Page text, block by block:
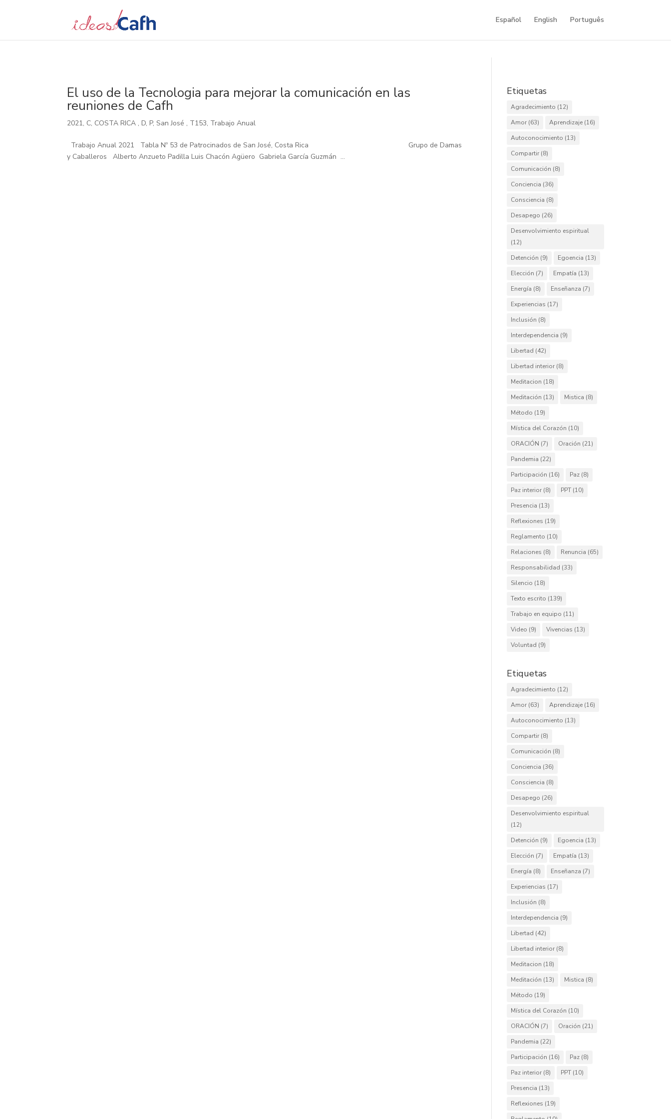
Español English Português
El uso de la Tecnologia para mejorar la comunicación en las
reuniones de Cafh
2021, C, COSTA RICA ,D,P,San José , T153, Trabajo Anual
Trabajo Anual 2021 Tabla Nº 53 de Patrocinados de San José, Costa Rica Grupo de Damas
y Caballeros Alberto Anzueto Padilla Luis Chacón Agüero Gabriela García Guzmán ...
Etiquetas
Agradecimiento (12)
Amor (63) Aprendizaje (16)
Autoconocimiento (13)
Compartir (8)
Comunicación (8)
Conciencia (36)
Consciencia (8)
Desapego (26)
Desenvolvimiento espiritual
(12)
Detención (9) Egoencia (13)
Elección (7) Empatía (13)
Energía (8) Enseñanza (7)
Experiencias (17)
Inclusión (8)
Interdependencia (9)
Libertad (42)
Libertad interior (8)
Meditacion (18)
Meditación (13) Mistica (8)
Método (19)
Mística del Corazón (10)
ORACIÓN (7) Oración (21)
Pandemia (22)
Participación (16) Paz (8)
Paz interior (8) PPT (10)
Presencia (13)
Reflexiones (19)
Reglamento (10)
Relaciones (8) Renuncia (65)
Responsabilidad (33)
Silencio (18)
Texto escrito (139)
Trabajo en equipo (11)
Video (9) Vivencias (13)
Voluntad (9)
Etiquetas
Agradecimiento (12)
Amor (63) Aprendizaje (16)
Autoconocimiento (13)
Compartir (8)
Comunicación (8)
Conciencia (36)
Consciencia (8)
Desapego (26)
Desenvolvimiento espiritual
(12)
Detención (9) Egoencia (13)
Elección (7) Empatía (13)
Energía (8) Enseñanza (7)
Experiencias (17)
Inclusión (8)
Interdependencia (9)
Libertad (42)
Libertad interior (8)
Meditacion (18)
Meditación (13) Mistica (8)
Método (19)
Mística del Corazón (10)
ORACIÓN (7) Oración (21)
Pandemia (22)
Participación (16) Paz (8)
Paz interior (8) PPT (10)
Presencia (13)
Reflexiones (19)